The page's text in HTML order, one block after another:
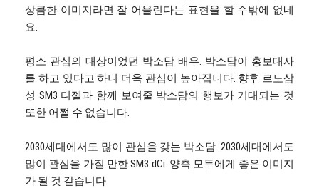
상큼한 이미지라면 잘 어울린다는 표현을 할 수밖에 없네
요.
평소 관심의 대상이었던 박소담 배우. 박소담이 홍보대사
를 하고 있다고 하니 더욱 관심이 높아집니다. 향후 르노삼
성 SM3 디젤과 함께 보여줄 박소담의 행보가 기대되는 것
또한 어쩔 수 없습니다.
2030세대에서도 많이 관심을 갖는 박소담. 2030세대에서도
많이 관심을 가질 만한 SM3 dCi. 양측 모두에게 좋은 이미지
가 될 것 같습니다.